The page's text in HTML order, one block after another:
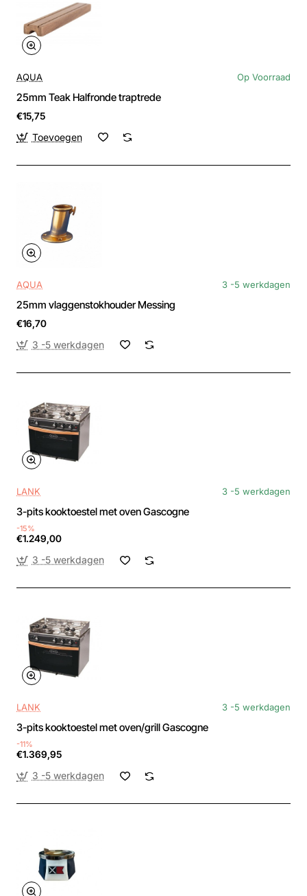
AQUA Op Voorraad
25mm Teak Halfronde traptrede
€15,75
Toevoegen
AQUA 3 -5 werkdagen
25mm vlaggenstokhouder Messing
€16,70
3 -5 werkdagen
LANK 3 -5 werkdagen
3-pits kooktoestel met oven Gascogne
-15%
€1.249,00
3 -5 werkdagen
LANK 3 -5 werkdagen
3-pits kooktoestel met oven/grill Gascogne
-11%
€1.369,95
3 -5 werkdagen